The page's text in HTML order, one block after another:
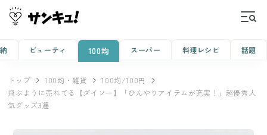
ビューティ 100均 スーパー 料理レシピ 話題
トップ 100均・雑貨
100均/100円
飛ぶように売れてる【ダイソー】「ひんやりアイテムが充実！」超優秀人
気グッズ3選